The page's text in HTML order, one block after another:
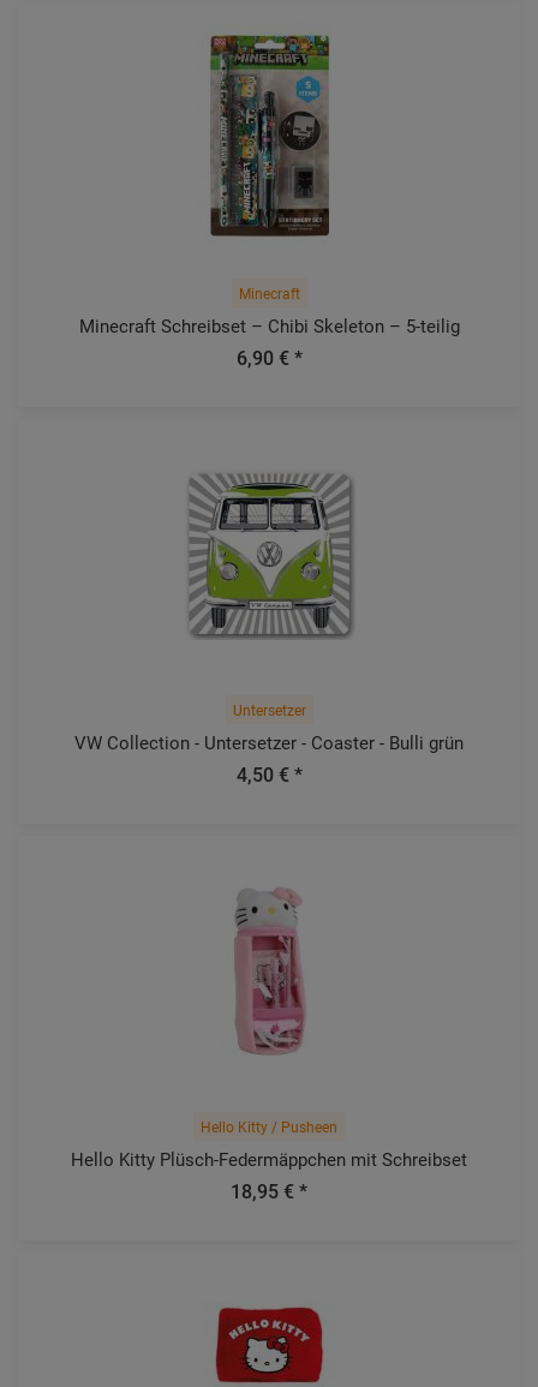
Minecraft
Minecraft Schreibset – Chibi Skeleton – 5-teilig
6,90 € *
Untersetzer
VW Collection - Untersetzer - Coaster - Bulli grün
4,50 € *
Hello Kitty / Pusheen
Hello Kitty Plüsch-Federmäppchen mit Schreibset
18,95 € *